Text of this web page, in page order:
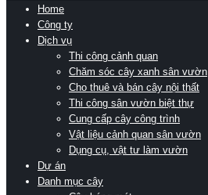
Home
Công ty
Dịch vụ
Thi công cảnh quan
Chăm sóc cây xanh sân vườn
Cho thuê và bán cây nội thất
Thi công sân vườn biệt thự
Cung cấp cây công trình
Vật liệu cảnh quan sân vườn
Dụng cụ, vật tư làm vườn
Dự án
Danh mục cây